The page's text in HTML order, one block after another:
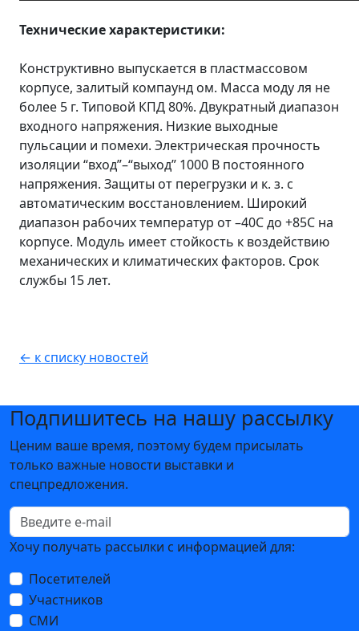
Технические характеристики:
Конструктивно выпускается в пластмассовом
корпусе, залитый компаунд ом. Масса моду ля не
более 5 г. Типовой КПД 80%. Двукратный диапазон
входного напряжения. Низкие выходные
пульсации и помехи. Электрическая прочность
изоляции “вход”–“выход” 1000 В постоянного
напряжения. Защиты от перегрузки и к. з. с
автоматическим восстановлением. Широкий
диапазон рабочих температур от –40С до +85С на
корпусе. Модуль имеет стойкость к воздействию
механических и климатических факторов. Срок
службы 15 лет.
← к списку новостей
Подпишитесь на нашу рассылку
Ценим ваше время, поэтому будем присылать
только важные новости выставки и
спецпредложения.
Хочу получать рассылки с информацией для:
Посетителей
Участников
СМИ